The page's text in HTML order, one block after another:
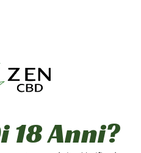
1g
20g
18 Anni?